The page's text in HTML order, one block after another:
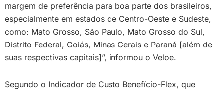
margem de preferência para boa parte dos brasileiros,
especialmente em estados de Centro-Oeste e Sudeste,
como: Mato Grosso, São Paulo, Mato Grosso do Sul,
Distrito Federal, Goiás, Minas Gerais e Paraná [além de
suas respectivas capitais]”, informou o Veloe.
Segundo o Indicador de Custo Benefício-Flex, que